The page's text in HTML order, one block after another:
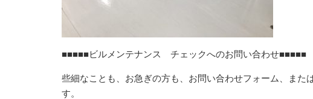
■■■■■ビルメンテナンス チェックへのお問い合わせ■■■■■
些細なことも、お急ぎの方も、お問い合わせフォーム、ま
す。